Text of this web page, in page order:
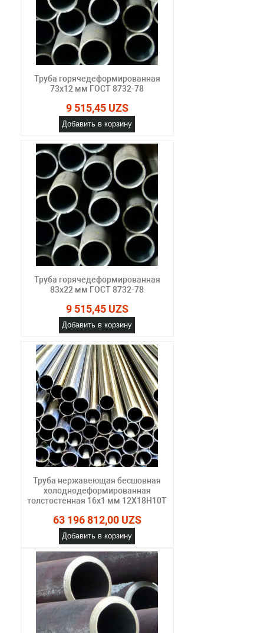
Труба горячедеформированная
73х12 мм ГОСТ 8732-78
9 515,45 UZS
Добавить в корзину
Труба горячедеформированная
83х22 мм ГОСТ 8732-78
9 515,45 UZS
Добавить в корзину
Труба нержавеющая бесшовная
холоднодеформированная
толстостенная 16х1 мм 12Х18Н10Т
63 196 812,00 UZS
Добавить в корзину